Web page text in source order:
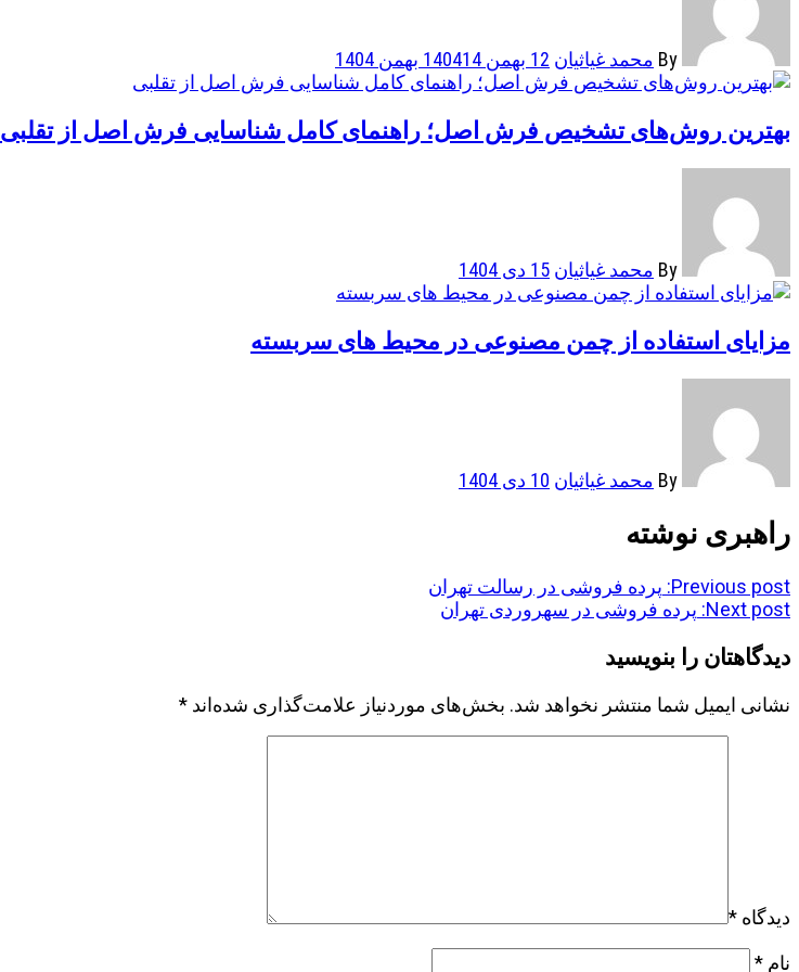
محمد غیاثیان 12 بهمن 1404 14 بهمن 1404
بهترین روش‌های تشخیص فرش اصل؛ راهنمای کامل شناسایی فرش اصل از تقلبی
محمد غیاثیان 15 دی 1404
مزایای استفاده از چمن مصنوعی در محیط های سربسته
محمد غیاثیان 10 دی 1404
راهبری نوشته
Previous post: پرده فروشی در رسالت تهران
Next post: پرده فروشی در سهروردی تهران
دیدگاهتان را بنویسید
نشانی ایمیل شما منتشر نخواهد شد. بخش‌های موردنیاز علامت‌گذاری شده‌اند *
دیدگاه *
نام *